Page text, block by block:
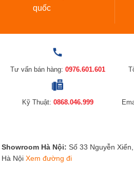
quốc
Tư vấn bán hàng: 0976.601.601
Kỹ Thuật: 0868.046.999
Showroom Hà Nội: Số 33 Nguyễn
Hà Nội Xem đường đi